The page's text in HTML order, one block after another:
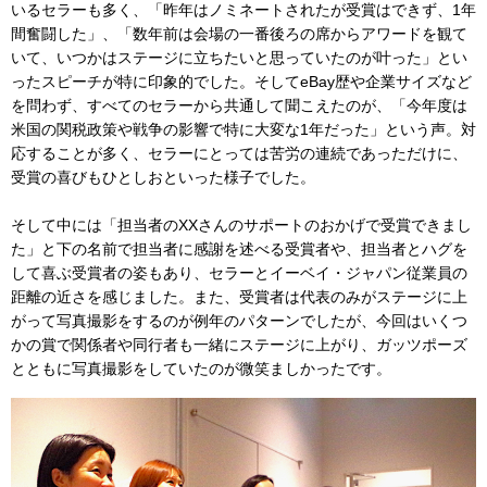
いるセラーも多く、「昨年はノミネートされたが受賞はできず、1年
間奮闘した」、「数年前は会場の一番後ろの席からアワードを観て
いて、いつかはステージに立ちたいと思っていたのが叶った」とい
ったスピーチが特に印象的でした。そしてeBay歴や企業サイズなど
を問わず、すべてのセラーから共通して聞こえたのが、「今年度は
米国の関税政策や戦争の影響で特に大変な1年だった」という声。対
応することが多く、セラーにとっては苦労の連続であっただけに、
受賞の喜びもひとしおといった様子でした。
そして中には「担当者のXXさんのサポートのおかげで受賞できまし
た」と下の名前で担当者に感謝を述べる受賞者や、担当者とハグを
して喜ぶ受賞者の姿もあり、セラーとイーベイ・ジャパン従業員の
距離の近さを感じました。また、受賞者は代表のみがステージに上
がって写真撮影をするのが例年のパターンでしたが、今回はいくつ
かの賞で関係者や同行者も一緒にステージに上がり、ガッツポーズ
とともに写真撮影をしていたのが微笑ましかったです。